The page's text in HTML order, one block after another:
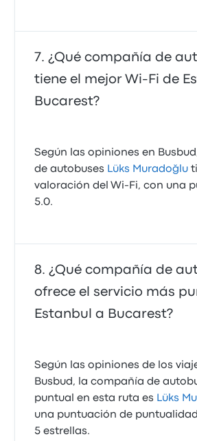
¿Qué compañía de
tiene el mejor Wi-Fi de
Bucarest?
Según las opiniones en
de autobuses Lüks Muradoğlu
valoración del Wi-Fi, con una
5.0.
¿Qué compañía de
ofrece el servicio más
Estanbul a Bucarest?
Según las opiniones de los
Busbud, la compañía de
puntual en esta ruta es Lüks
una puntuación de
5 estrellas.